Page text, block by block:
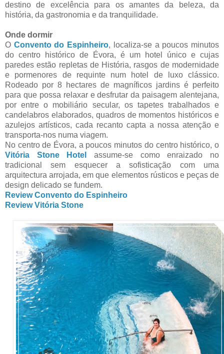
destino de excelência para os amantes da beleza, da
história, da gastronomia e da tranquilidade.
Onde dormir
O Convento do Espinheiro, localiza-se a poucos minutos
do centro histórico de Évora, é um hotel único e cujas
paredes estão repletas de História, rasgos de modernidade
e pormenores de requinte num hotel de luxo clássico.
Rodeado por 8 hectares de magníficos jardins é perfeito
para que possa relaxar e desfrutar da paisagem alentejana,
por entre o mobiliário secular, os tapetes trabalhados e
candelabros elaborados, quadros de momentos históricos e
azulejos artísticos, cada recanto capta a nossa atenção e
transporta-nos numa viagem.
No centro de Évora, a poucos minutos do centro histórico, o
Vitória Stone Hotel
assume-se como enraizado no
tradicional sem esquecer a sofisticação com uma
arquitectura arrojada, em que elementos rústicos e peças de
design delicado se fundem.
Review Convento do Espinheiro
Review Vitória Stone